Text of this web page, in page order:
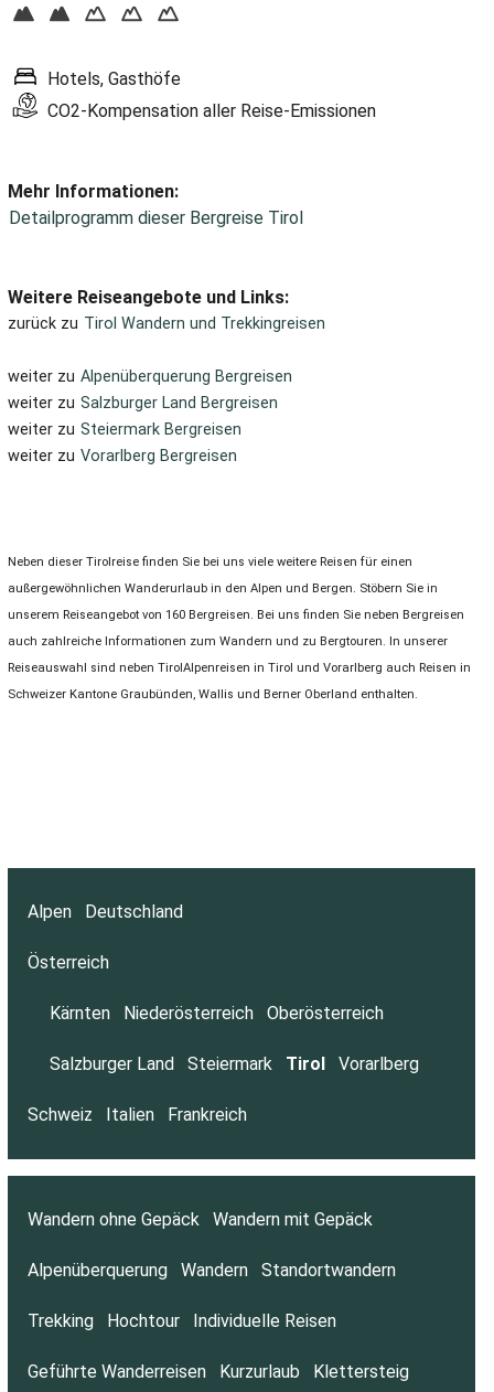
Hotels, Gasthöfe
CO2-Kompensation aller Reise-Emissionen
Mehr Informationen:
Detailprogramm dieser Bergreise Tirol
Weitere Reiseangebote und Links:
zurück zu Tirol Wandern und Trekkingreisen
weiter zu Alpenüberquerung Bergreisen
weiter zu Salzburger Land Bergreisen
weiter zu Steiermark Bergreisen
weiter zu Vorarlberg Bergreisen
Neben dieser Tirolreise finden Sie bei uns viele weitere Reisen für einen
außergewöhnlichen Wanderurlaub in den Alpen und Bergen. Stöbern Sie in
unserem Reiseangebot von 160 Bergreisen. Bei uns finden Sie neben Bergreisen
auch zahlreiche Informationen zum Wandern und zu Bergtouren. In unserer
Reiseauswahl sind neben TirolAlpenreisen in Tirol und Vorarlberg auch Reisen in
Schweizer Kantone Graubünden, Wallis und Berner Oberland enthalten.
Alpen Deutschland
Österreich
Kärnten Niederösterreich Oberösterreich
Salzburger Land Steiermark Tirol Vorarlberg
Schweiz Italien Frankreich
Wandern ohne Gepäck Wandern mit Gepäck
Alpenüberquerung Wandern Standortwandern
Trekking Hochtour Individuelle Reisen
Geführte Wanderreisen Kurzurlaub Klettersteig